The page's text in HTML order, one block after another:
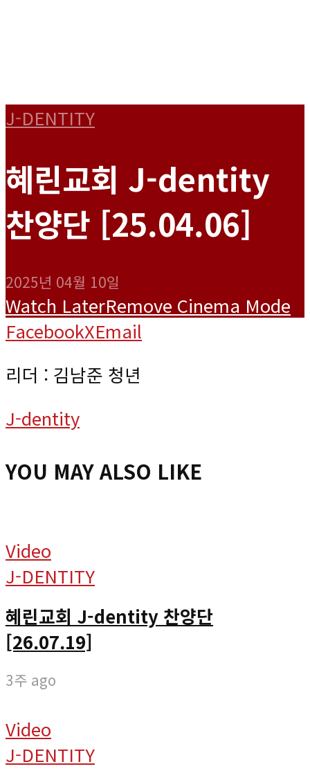
J-DENTITY
혜린교회 J-dentity
찬양단 [25.04.06]
2025년 04월 10일
Watch LaterRemove Cinema Mode
FacebookXEmail
리더 : 김남준 청년
J-dentity
YOU MAY ALSO LIKE
Video
J-DENTITY
혜린교회 J-dentity 찬양단
[26.07.19]
3주 ago
Video
J-DENTITY